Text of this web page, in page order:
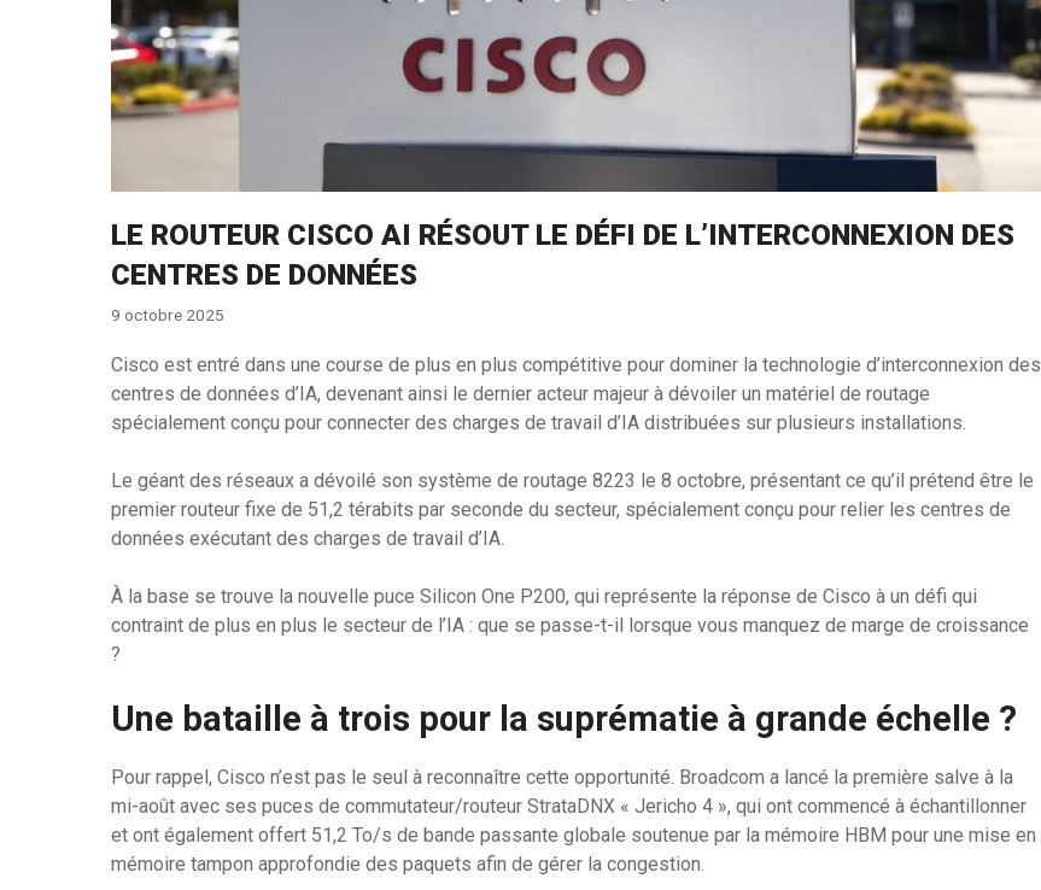
LE ROUTEUR CISCO AI RÉSOUT LE DÉFI DE L’INTERCONNEXION DES
CENTRES DE DONNÉES
9 octobre 2025
Cisco est entré dans une course de plus en plus compétitive pour dominer la technologie d’interconnexion des
centres de données d’IA, devenant ainsi le dernier acteur majeur à dévoiler un matériel de routage
spécialement conçu pour connecter des charges de travail d’IA distribuées sur plusieurs installations.
Le géant des réseaux a dévoilé son système de routage 8223 le 8 octobre, présentant ce qu’il prétend être le
premier routeur fixe de 51,2 térabits par seconde du secteur, spécialement conçu pour relier les centres de
données exécutant des charges de travail d’IA.
À la base se trouve la nouvelle puce Silicon One P200, qui représente la réponse de Cisco à un défi qui
contraint de plus en plus le secteur de l’IA : que se passe-t-il lorsque vous manquez de marge de croissance
?
Une bataille à trois pour la suprématie à grande échelle ?
Pour rappel, Cisco n’est pas le seul à reconnaître cette opportunité. Broadcom a lancé la première salve à la
mi-août avec ses puces de commutateur/routeur StrataDNX « Jericho 4 », qui ont commencé à échantillonner
et ont également offert 51,2 To/s de bande passante globale soutenue par la mémoire HBM pour une mise en
mémoire tampon approfondie des paquets afin de gérer la congestion.